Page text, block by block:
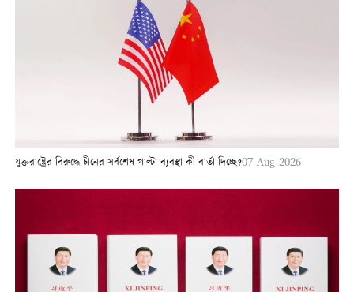
যুক্তরাষ্ট্রের বিরুদ্ধে চীনের সর্বশেষ পাল্টা ব্যবস্থা কী বার্তা দিচ্ছে?07-Aug-2026